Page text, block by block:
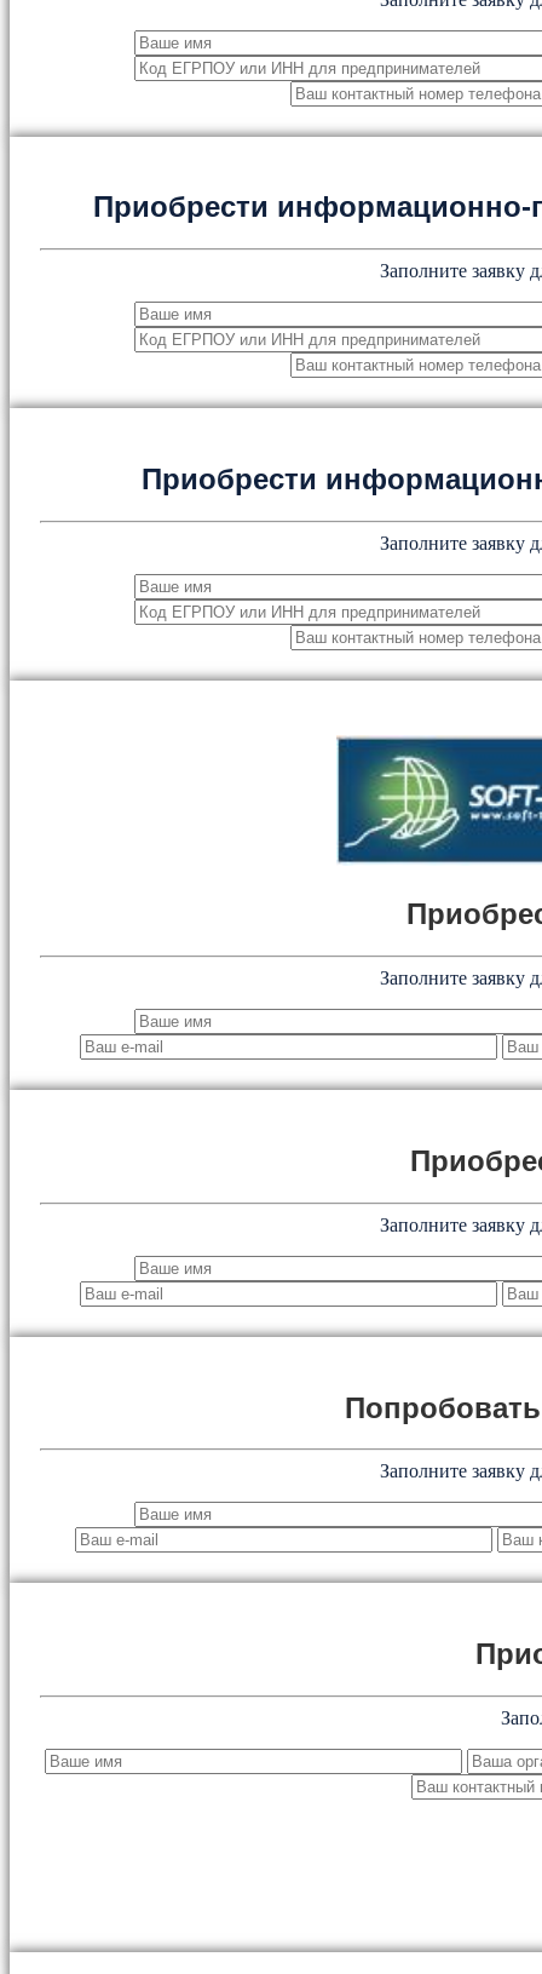
Приобрести
Заполните заявку
Приобрести
Заполните заявку
Заполните заявку
Заполните заявку
Заполните заявку